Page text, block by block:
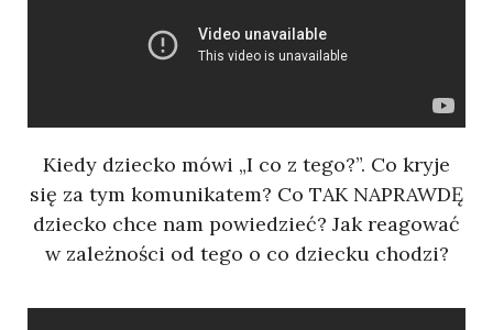
Kiedy dziecko mówi „I co z tego?”. Co kryje
się za tym komunikatem? Co TAK NAPRAWDĘ
dziecko chce nam powiedzieć? Jak reagować
w zależności od tego o co dziecku chodzi?